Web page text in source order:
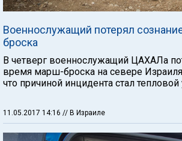
Военнослужащий потерял
броска
В четверг военнослужащий ЦАХАЛа
время марш-броска на севере
что причиной инцидента стал тепловой
11.05.2017 14:16 // В Израиле